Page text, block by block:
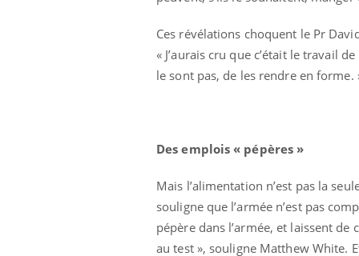
Ces révélations choquent le Pr
« J’aurais cru que c’était le travail
le sont pas, de les rendre en forme.
Des emplois « pépères »
Mais l’alimentation n’est pas la
souligne que l’armée n’est pas
pépère dans l’armée, et laissent
au test », souligne Matthew White.
Carence en fer : comprendre pour
Youtube
Fatigue, irritabilité, brouillard mental ou
même alopécie… Les symptômes de la
En